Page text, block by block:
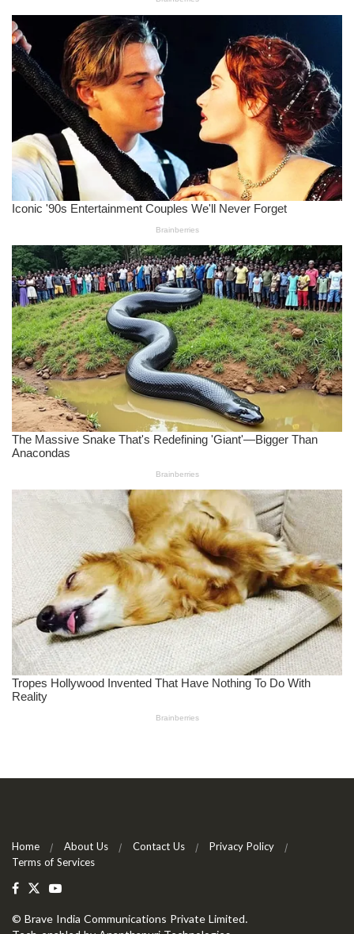
Home About Us Contact Us
Privacy Policy
Terms of Services
© Brave India Communications Private Limited.